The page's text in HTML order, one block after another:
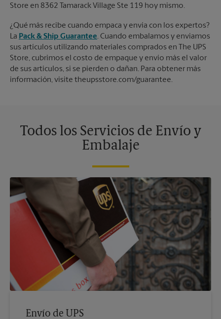
Store en 8362 Tamarack Village Ste 119 hoy mismo.
¿Qué más recibe cuando empaca y envía con los expertos?
La Pack & Ship Guarantee. Cuando embalamos y enviamos
sus artículos utilizando materiales comprados en The UPS
Store, cubrimos el costo de empaque y envío más el valor
de sus artículos, si se pierden o dañan. Para obtener más
información, visite theupsstore.com/guarantee.
Todos los Servicios de Envío y
Embalaje
Envío de UPS